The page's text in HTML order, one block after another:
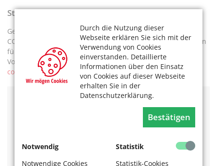
Durch die Nutzung dieser
Webseite erklären Sie sich mit der
Verwendung von Cookies
einverstanden. Detaillierte
Informationen über den Einsatz
von Cookies auf dieser Webseite
erhalten Sie in der
Datenschutzerklärung.
Bestätigen
Notwendig
Notwendige Cookies
Statistik
Statistik-Cookies
Studien-Teilnehmende gesucht
Genesene, die sich für eine Teilnahme an der der „Beyond
COVID-19“-Studie an der Uniklinik Köln interessieren, können
für nähere Informationen einen Termin zur ambulanten
Vorstellung vereinbaren – per E-Mail anim1-beyond-
covid@uk-koeln.de
https://uk-koeln.de/beyond-
Corona: alle Informationen rund um die kostenlosen
Bürgertests